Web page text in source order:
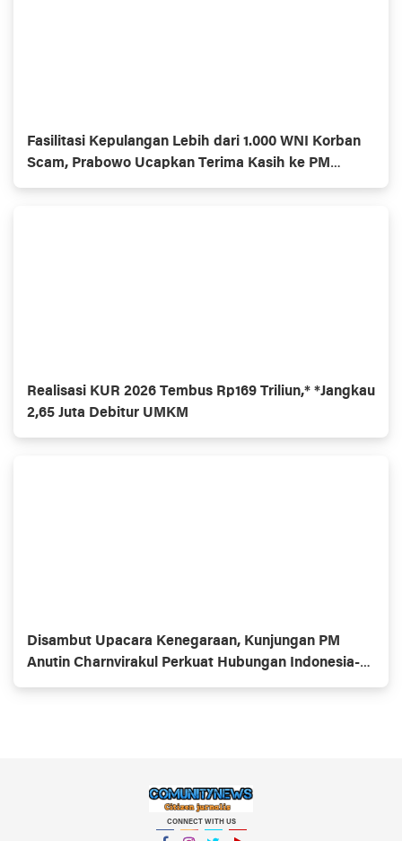
Fasilitasi Kepulangan Lebih dari 1.000 WNI Korban
Scam, Prabowo Ucapkan Terima Kasih ke PM
Thailand
Realisasi KUR 2026 Tembus Rp169 Triliun,* *Jangkau
2,65 Juta Debitur UMKM
Disambut Upacara Kenegaraan, Kunjungan PM
Anutin Charnvirakul Perkuat Hubungan Indonesia-
Thailand
CONNECT WITH US